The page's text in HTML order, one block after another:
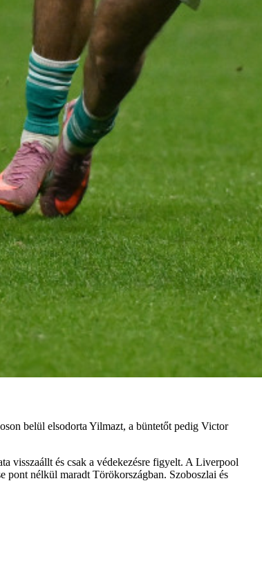
belül elsodorta Yilmazt, a büntetőt pedig Victor
visszaállt és csak a védekezésre figyelt. A Liverpool
pont nélkül maradt Törökországban. Szoboszlai és